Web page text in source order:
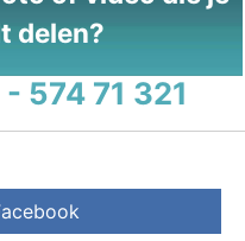
delen?
574 71 321